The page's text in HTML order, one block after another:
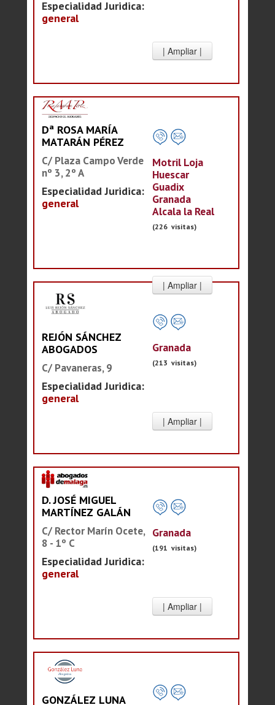
Especialidad Juridica:
general
Dª ROSA MARÍA
MATARÁN PÉREZ
C/ Plaza Campo Verde
nº 3, 2º A
Especialidad Juridica:
general
Motril Loja
Huescar
Guadix
Granada
Alcala la Real
(226 visitas)
REJÓN SÁNCHEZ
ABOGADOS
C/ Pavaneras, 9
Especialidad Juridica:
general
Granada
(213 visitas)
D. JOSÉ MIGUEL
MARTÍNEZ GALÁN
C/ Rector Marín Ocete,
8 - 1º C
Especialidad Juridica:
general
Granada
(191 visitas)
GONZÁLEZ LUNA